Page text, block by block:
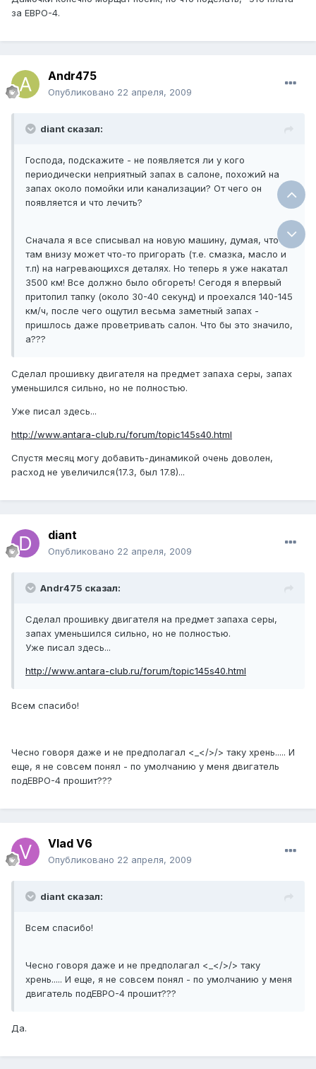
за ЕВРО-4.
Andr475
Опубликовано 22 апреля, 2009
diant сказал:
Господа, подскажите - не появляется ли у кого
периодически неприятный запах в салоне, похожий на
запах около помойки или канализации? От чего он
появляется и что лечить?
Сначала я все списывал на новую машину, думая, что
там внизу может что-то пригорать (т.е. смазка, масло и
т.п) на нагревающихся деталях. Но теперь я уже накатал
3500 км! Все должно было обгореть! Сегодя я впервый
притопил тапку (около 30-40 секунд) и проехался 140-145
км/ч, после чего ощутил весьма заметный запах -
пришлось даже проветривать салон. Что бы это значило,
а???
Сделал прошивку двигателя на предмет запаха серы, запах
уменьшился сильно, но не полностью.
Уже писал здесь...
http://www.antara-club.ru/forum/topic145s40.html
Спустя месяц могу добавить-динамикой очень доволен,
расход не увеличился(17.3, был 17.8)...
diant
Опубликовано 22 апреля, 2009
Andr475 сказал:
Сделал прошивку двигателя на предмет запаха серы,
запах уменьшился сильно, но не полностью.
Уже писал здесь...
http://www.antara-club.ru/forum/topic145s40.html
Всем спасибо!
Чесно говоря даже и не предполагал <_</>/> таку хрень..... И
еще, я не совсем понял - по умолчанию у меня двигатель
подЕВРО-4 прошит???
Vlad V6
Опубликовано 22 апреля, 2009
diant сказал:
Всем спасибо!
Чесно говоря даже и не предполагал <_</>/> таку
хрень..... И еще, я не совсем понял - по умолчанию у меня
двигатель подЕВРО-4 прошит???
Да.